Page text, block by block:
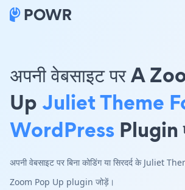
अपनी वेबसाइट पर A
Up Juliet Theme
WordPress Plugin
अपनी वेबसाइट पर बिना कोडिंग या सिरदर्द के Juliet
Zoom Pop Up plugin जोड़ें।